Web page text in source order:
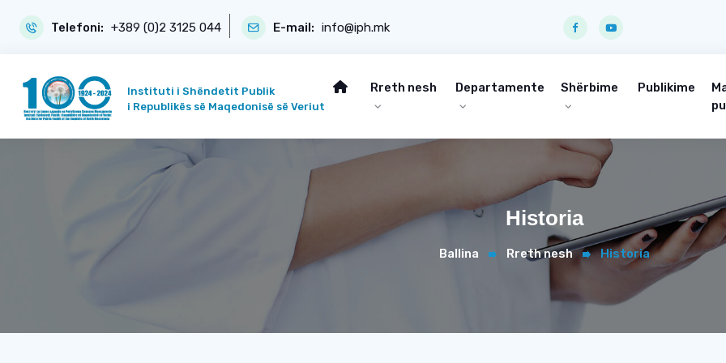
Telefoni: +389 (0)2 3125 044 E-mail: info@iph.mk
Instituti i Shëndetit Publik
i Republikës së Maqedonisë së Veriut
Rreth nesh Departamente Shërbime Publikime
Historia
Ballina Rreth nesh Historia